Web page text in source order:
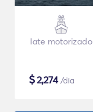
Iate motorizado
$2,274/dia